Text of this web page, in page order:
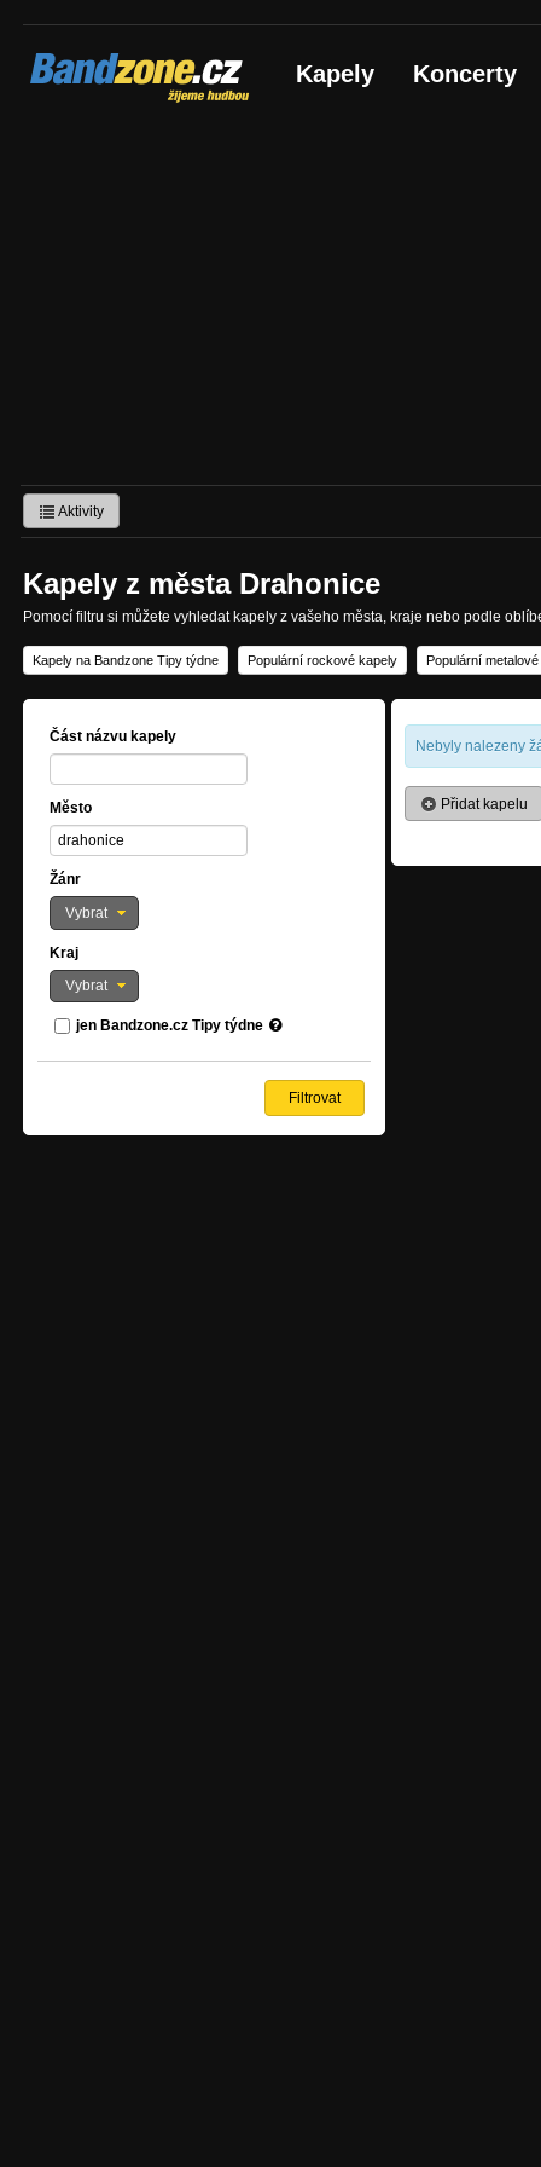
Bandzone.cz
žijeme hudbou Kapely Koncerty
Aktivity
Kapely z města Drahonice
Pomocí filtru si můžete vyhledat kapely z vašeho města, kraje nebo podle
Kapely na Bandzone Tipy týdne Populární rockové kapely Populární
Část názvu kapely
Město
Žánr
Vybrat
Kraj
Vybrat
jen Bandzone.cz Tipy týdne
Nebyly nalezeny
Přidat kapelu